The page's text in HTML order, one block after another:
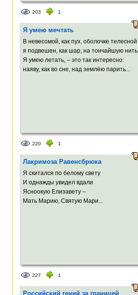
203 1
Я умею мечтать
В невесомой, как пух, оболочке телесной
я подвешен, как шар, на тончайшую нить.
Я умею летать, – это так интересно:
наяву, как во сне, над землёю парить...
220 1
Лакримоза Равенсбрюка
Я скитался по белому свету
И однажды увидел вдали
Ясноокую Елизавету –
Мать Марию, Святую Maри...
227 1
Российский гений за границей